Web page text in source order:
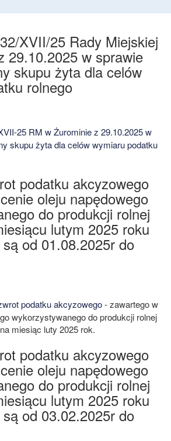
XVII/25 Rady Miejskiej
29.10.2025 w sprawie
skupu żyta dla celów
rolnego
25 RM w Żurominie z 29.10.2025 w
skupu żyta dla celów wymiaru podatku
podatku akcyzowego
oleju napędowego
do produkcji rolnej
lutym 2025 roku
od 01.08.2025r do
podatku akcyzowego- zawartego w
wykorzystywanego do produkcji rolnej
miesiąc luty 2025 rok.
podatku akcyzowego
oleju napędowego
do produkcji rolnej
lutym 2025 roku
od 03.02.2025r do